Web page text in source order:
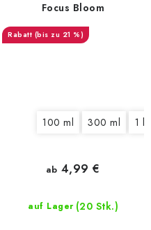
Focus Bloom
(bis zu 21 %)
100 ml 300 ml 1 l
auf Lager (20 Stk.)
ab 4,99 €